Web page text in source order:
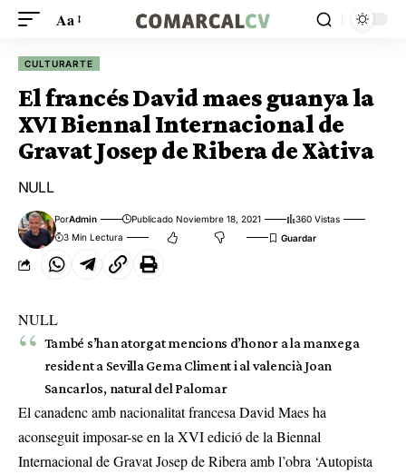
Aa
CULTURARTE
El francés David maes guanya la
XVI Biennal Internacional de
Gravat Josep de Ribera de Xàtiva
NULL
PorAdmin Publicado Noviembre 18, 2021
360 Vistas
3 Min Lectura
NULL
També s’han atorgat mencions d’honor a la manxega
resident a Sevilla Gema Climent i al valencià Joan
Sancarlos, natural del Palomar
El canadenc amb nacionalitat francesa David Maes ha
aconseguit imposar-se en la XVI edició de la Biennal
Internacional de Gravat Josep de Ribera amb l’obra ‘Autopista